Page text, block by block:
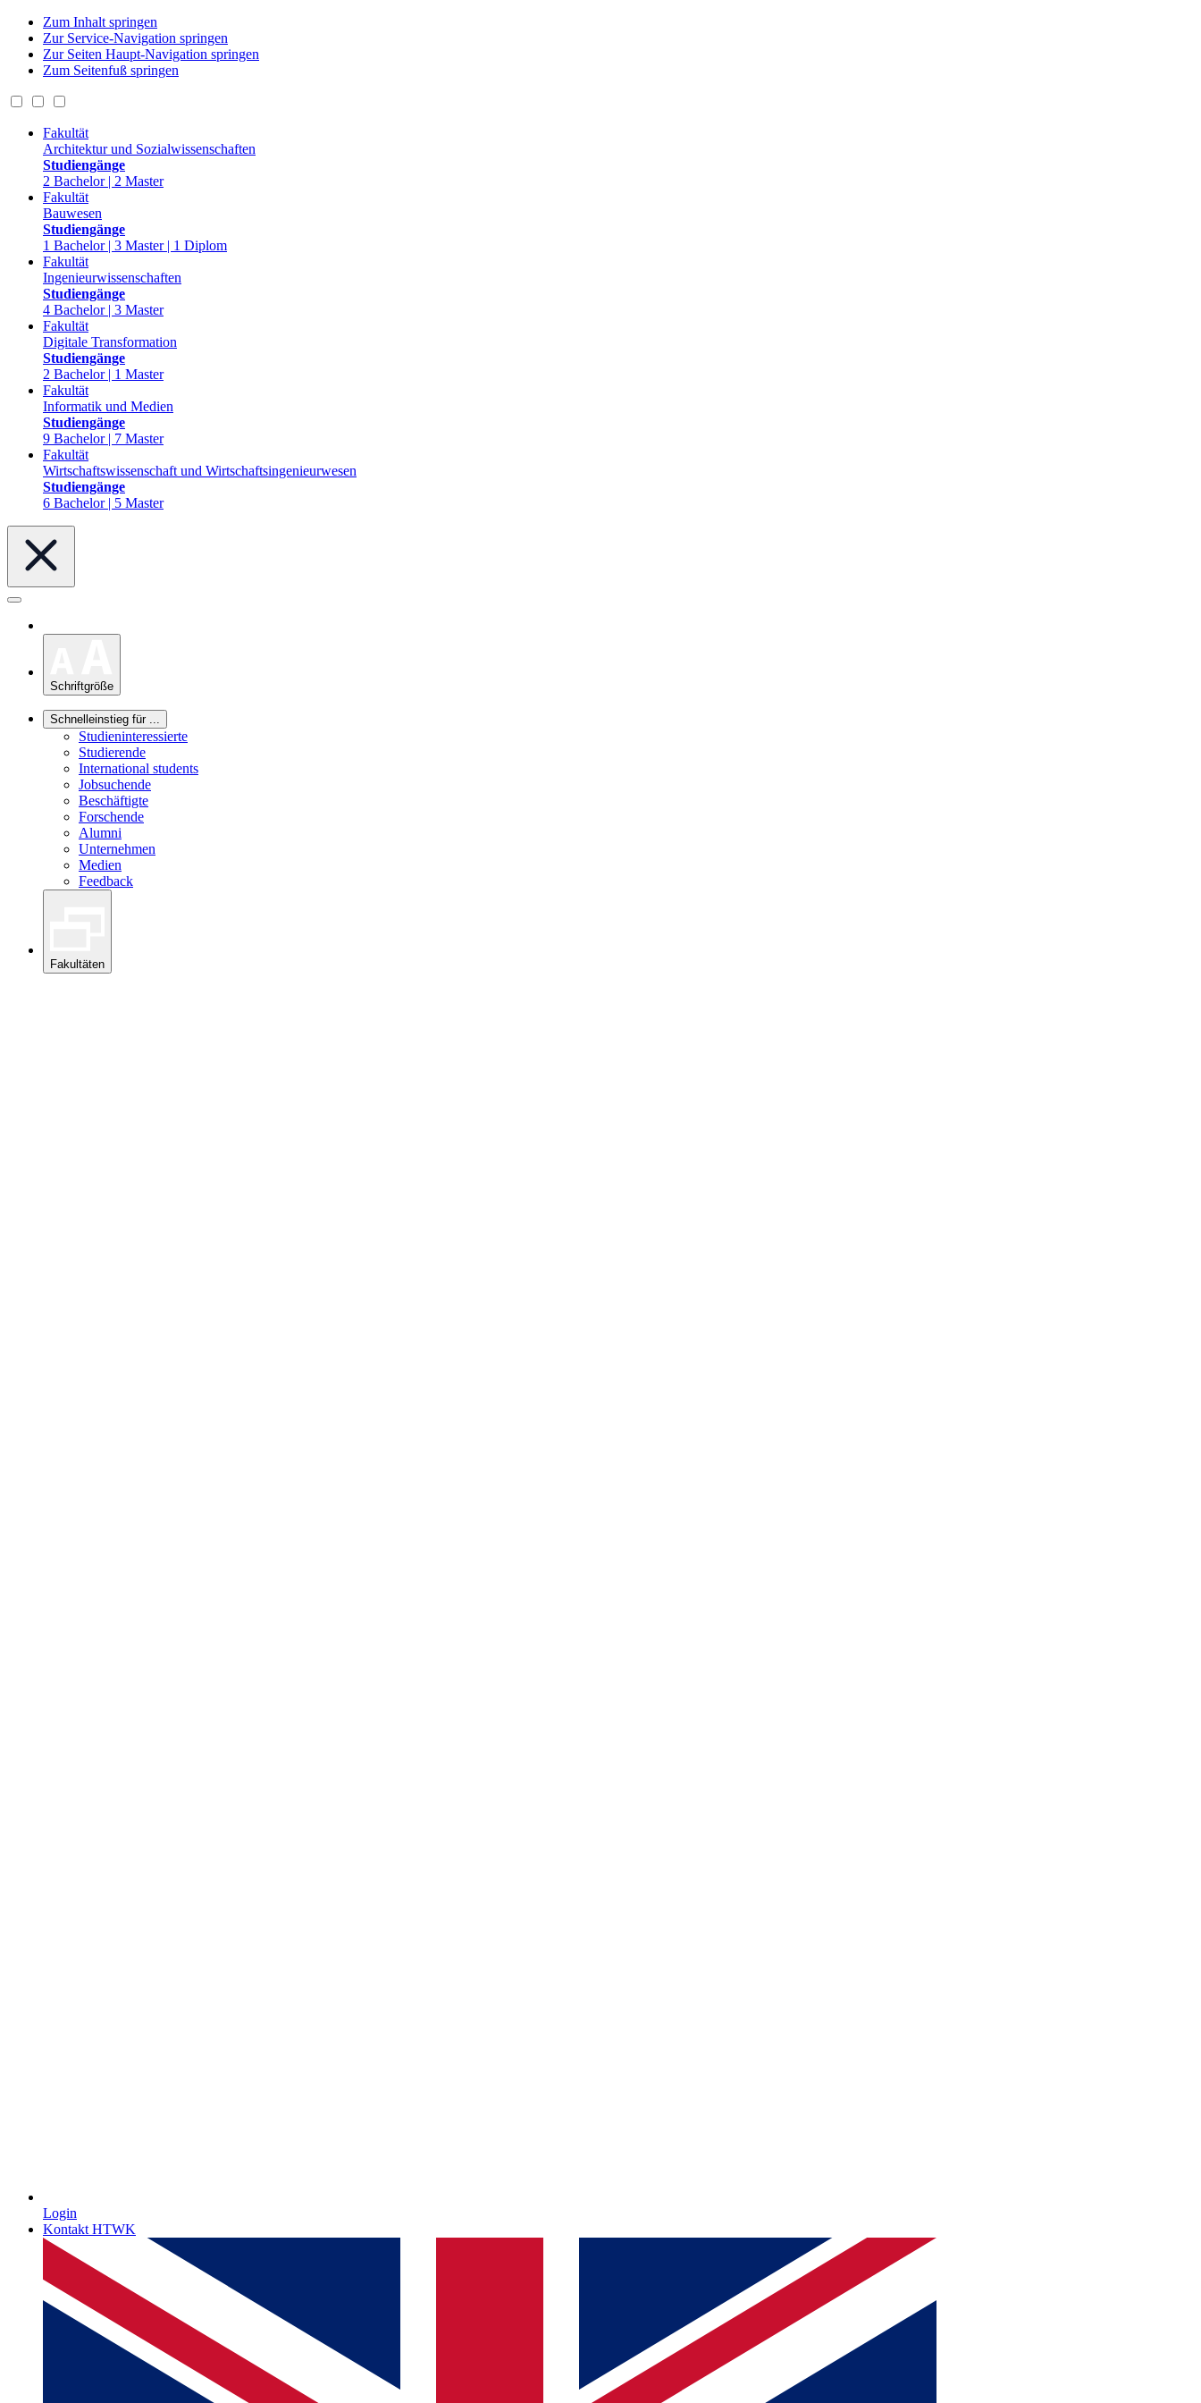
Zum Inhalt springen
Zur Service-Navigation springen
Zur Seiten Haupt-Navigation springen
Zum Seitenfuß springen
Fakultät
Architektur und Sozialwissenschaften
Studiengänge
2 Bachelor | 2 Master
Fakultät
Bauwesen
Studiengänge
1 Bachelor | 3 Master | 1 Diplom
Fakultät
Ingenieurwissenschaften
Studiengänge
4 Bachelor | 3 Master
Fakultät
Digitale Transformation
Studiengänge
2 Bachelor | 1 Master
Fakultät
Informatik und Medien
Studiengänge
9 Bachelor | 7 Master
Fakultät
Wirtschaftswissenschaft und Wirtschaftsingenieurwesen
Studiengänge
6 Bachelor | 5 Master
Schriftgröße
Schnelleinstieg für ...
Studieninteressierte
Studierende
International students
Jobsuchende
Beschäftigte
Forschende
Alumni
Unternehmen
Medien
Feedback
Fakultäten
Login
Kontakt HTWK